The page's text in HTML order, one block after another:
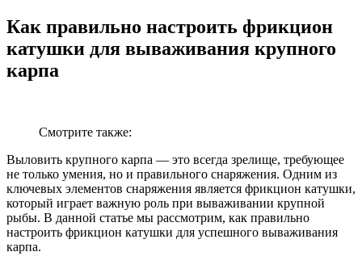
Как правильно настроить фрикцион
катушки для вываживания крупного
карпа
Смотрите также:
Выловить крупного карпа — это всегда зрелище, требующее
не только умения, но и правильного снаряжения. Одним из
ключевых элементов снаряжения является фрикцион катушки,
который играет важную роль при вываживании крупной
рыбы. В данной статье мы рассмотрим, как правильно
настроить фрикцион катушки для успешного вываживания
карпа.